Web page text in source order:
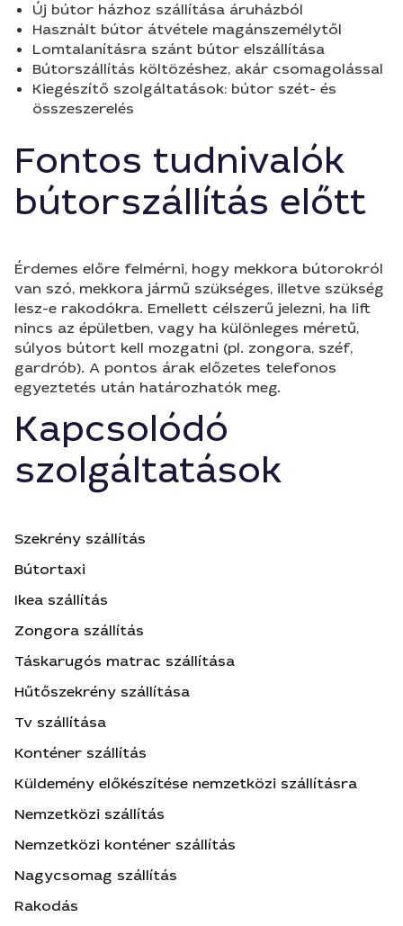
Új bútor házhoz szállítása áruházból
Használt bútor átvétele magánszemélytől
Lomtalanításra szánt bútor elszállítása
Bútorszállítás költözéshez, akár csomagolással
Kiegészítő szolgáltatások: bútor szét- és
összeszerelés
Fontos tudnivalók
bútorszállítás előtt
Érdemes előre felmérni, hogy mekkora bútorokról
van szó, mekkora jármű szükséges, illetve szükség
lesz-e rakodókra. Emellett célszerű jelezni, ha lift
nincs az épületben, vagy ha különleges méretű,
súlyos bútort kell mozgatni (pl. zongora, széf,
gardrób). A pontos árak előzetes telefonos
egyeztetés után határozhatók meg.
Kapcsolódó
szolgáltatások
Szekrény szállítás
Bútortaxi
Ikea szállítás
Zongora szállítás
Táskarugós matrac szállítása
Hűtőszekrény szállítása
Tv szállítása
Konténer szállítás
Küldemény előkészítése nemzetközi szállításra
Nemzetközi szállítás
Nemzetközi konténer szállítás
Nagycsomag szállítás
Rakodás